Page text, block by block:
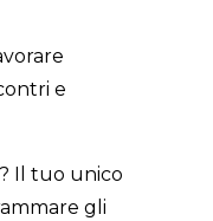
e
Il tuo unico
gli